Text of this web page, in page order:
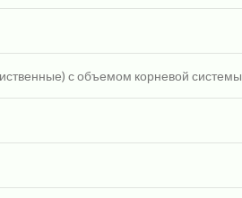
с объемом корневой системы